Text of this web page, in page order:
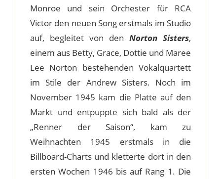
Monroe und sein Orchester für RCA
Victor den neuen Song erstmals im Studio
auf, begleitet von den Norton Sisters,
einem aus Betty, Grace, Dottie und Maree
Lee Norton bestehenden Vokalquartett
im Stile der Andrew Sisters. Noch im
November 1945 kam die Platte auf den
Markt und entpuppte sich bald als der
„Renner der Saison“, kam zu
Weihnachten 1945 erstmals in die
Billboard-Charts und kletterte dort in den
ersten Wochen 1946 bis auf Rang 1. Die